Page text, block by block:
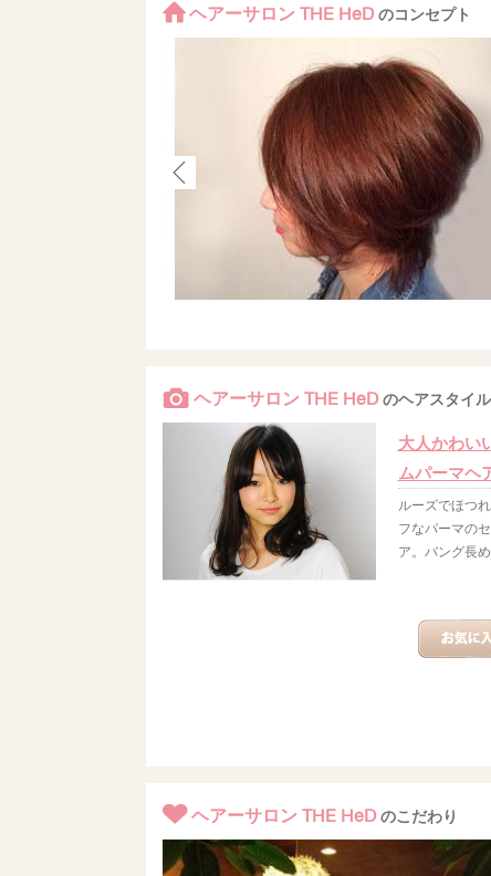
ヘアーサロン THE HeD のコンセプト
ヘアーサロン THE HeD のヘアスタイル
大人かわい
ムパーマヘ
ルーズでほつ
フなパーマの
ア。バング長
ヘアーサロン THE HeD のこだわり